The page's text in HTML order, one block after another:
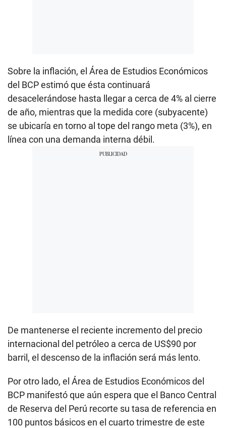
Sobre la inflación, el Área de Estudios Económicos
del BCP estimó que ésta continuará
desacelerándose hasta llegar a cerca de 4% al cierre
de año, mientras que la medida core (subyacente)
se ubicaría en torno al tope del rango meta (3%), en
línea con una demanda interna débil.
De mantenerse el reciente incremento del precio
internacional del petróleo a cerca de US$90 por
barril, el descenso de la inflación será más lento.
Por otro lado, el Área de Estudios Económicos del
BCP manifestó que aún espera que el Banco Central
de Reserva del Perú recorte su tasa de referencia en
100 puntos básicos en el cuarto trimestre de este